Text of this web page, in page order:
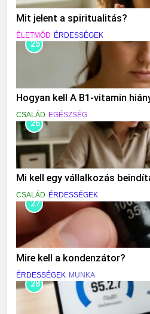
Mit jelent a spiritualitás?
ÉLETMÓD ÉRDESSÉGEK
25
Hogyan kell A B1-vitamin
CSALÁD EGÉSZSÉG
26
Mi kell egy vállalkozás
CSALÁD ÉRDESSÉGEK
27
Mire kell a kondenzátor?
ÉRDESSÉGEK MUNKA
28